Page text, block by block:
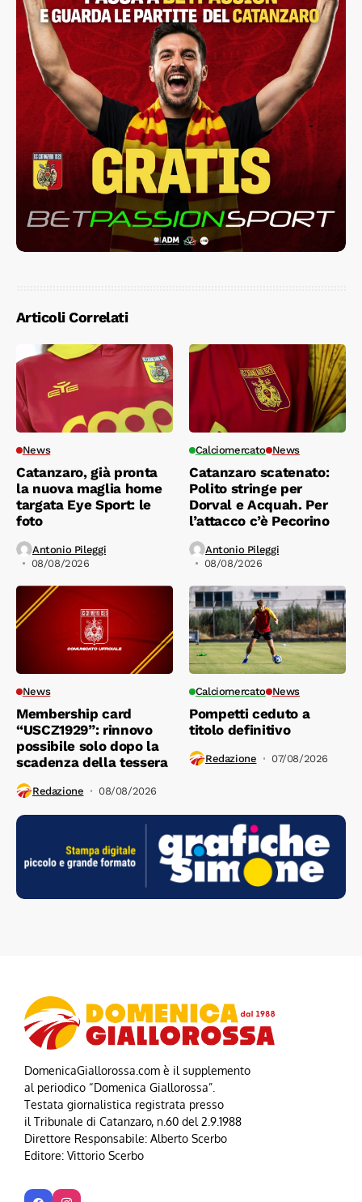
Articoli Correlati
News
Catanzaro, già pronta
la nuova maglia home
targata Eye Sport: le
foto
Antonio Pileggi
08/08/2026
Calciomercato News
Catanzaro scatenato:
Polito stringe per
Dorval e Acquah. Per
l’attacco c’è Pecorino
Antonio Pileggi
08/08/2026
News
Membership card
“USCZ1929”: rinnovo
possibile solo dopo la
scadenza della tessera
Redazione 08/08/2026
Calciomercato News
Pompetti ceduto a
titolo definitivo
Redazione 07/08/2026
DomenicaGiallorossa.com è il supplemento
al periodico “Domenica Giallorossa”.
Testata giornalistica registrata presso
il Tribunale di Catanzaro, n.60 del 2.9.1988
Direttore Responsabile: Alberto Scerbo
Editore: Vittorio Scerbo